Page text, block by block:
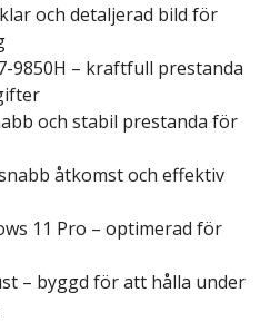
klar och detaljerad bild för
9850H – kraftfull prestanda
och stabil prestanda för
åtkomst och effektiv
11 Pro – optimerad för
– byggd för att hålla under